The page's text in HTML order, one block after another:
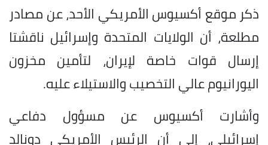
ذكر موقع أكسيوس الأمريكي الأحد، عن مصادر
مطلعة، أن الولايات المتحدة وإسرائيل ناقشتا
إرسال قوات خاصة لإيران، لتأمين مخزون
اليورانيوم عالي التخصيب والاستيلاء عليه.
وأشارت أكسيوس عن مسؤول دفاعي
إسرائيلي، إلى أن الرئيس الأمريكي دونالد